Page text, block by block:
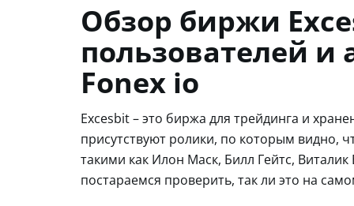
Обзор биржи
пользователей и
Fonex io
Excesbit – это биржа для трейдинга и
присутствуют ролики, по которым видно,
такими как Илон Маск, Билл Гейтс,
постараемся проверить, так ли это на